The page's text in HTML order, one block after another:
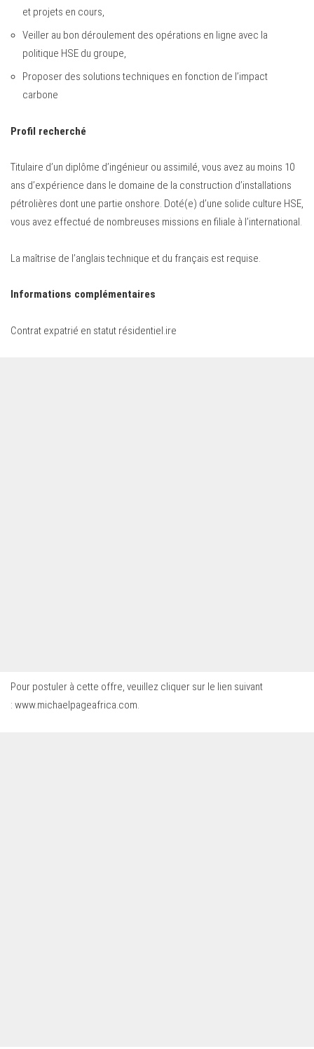
et projets en cours,
Veiller au bon déroulement des opérations en ligne avec la
politique HSE du groupe,
Proposer des solutions techniques en fonction de l’impact
carbone
Profil recherché
Titulaire d’un diplôme d’ingénieur ou assimilé, vous avez au moins 10
ans d’expérience dans le domaine de la construction d’installations
pétrolières dont une partie onshore. Doté(e) d’une solide culture HSE,
vous avez effectué de nombreuses missions en filiale à l’international.
La maîtrise de l’anglais technique et du français est requise.
Informations complémentaires
Contrat expatrié en statut résidentiel.ire
Pour postuler à cette offre, veuillez cliquer sur le lien suivant
: www.michaelpageafrica.com.